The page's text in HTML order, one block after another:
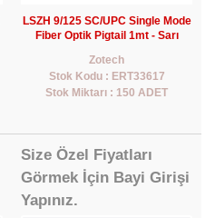
LSZH 9/125 SC/UPC Single Mode
Fiber Optik Pigtail 1mt - Sarı
Zotech
Stok Kodu : ERT33617
Stok Miktarı : 150 ADET
Size Özel Fiyatları
Görmek İçin Bayi Girişi
Yapınız.